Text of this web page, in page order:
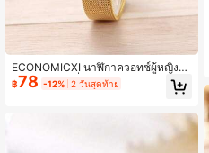
ECONOMICXI นาฬิกาควอทซ์ผู้หญิงให
ม่, นาฬิกาแฟชั่นดาวนักเรียนสไตล์เกาห
ลี ตัวเลขโรมันดิจิทัล สายเหล็ก, นาฬิกา
฿78 -12% 2 วันสุดท้าย